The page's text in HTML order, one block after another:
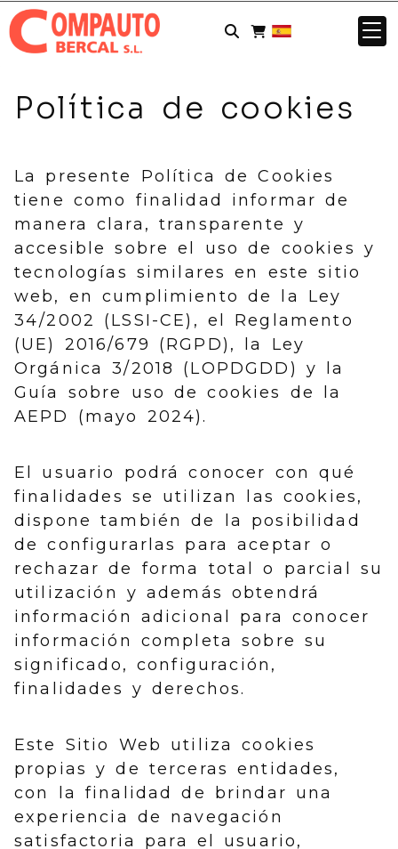
Política de cookies
La presente Política de Cookies
tiene como finalidad informar de
manera clara, transparente y
accesible sobre el uso de cookies y
tecnologías similares en este sitio
web, en cumplimiento de la Ley
34/2002 (LSSI-CE), el Reglamento
(UE) 2016/679 (RGPD), la Ley
Orgánica 3/2018 (LOPDGDD) y la
Guía sobre uso de cookies de la
AEPD (mayo 2024).
El usuario podrá conocer con qué
finalidades se utilizan las cookies,
dispone también de la posibilidad
de configurarlas para aceptar o
rechazar de forma total o parcial su
utilización y además obtendrá
información adicional para conocer
información completa sobre su
significado, configuración,
finalidades y derechos.
Este Sitio Web utiliza cookies
propias y de terceras entidades,
con la finalidad de brindar una
experiencia de navegación
satisfactoria para el usuario,